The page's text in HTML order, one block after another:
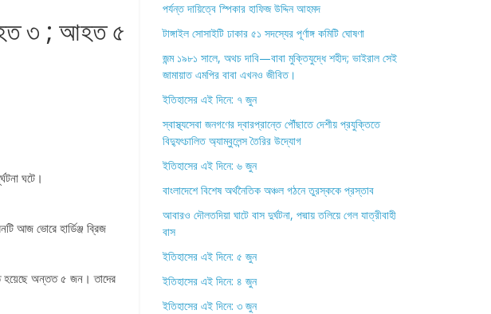
৩ ; আহত ৫
ঘটে।
আজ ভোরে হার্ডিঞ্জ ব্রিজ
হয়েছে অন্তত ৫ জন। তাদের
পর্যন্ত দায়িত্বে স্পিকার হাফিজ উদ্দিন আহমদ
টাঙ্গাইল সোসাইটি ঢাকার ৫১ সদস্যের পূর্ণাঙ্গ কমিটি ঘোষণা
জন্ম ১৯৮১ সালে, অথচ দাবি—বাবা মুক্তিযুদ্ধে শহীদ; ভাইরাল সেই
জামায়াত এমপির বাবা এখনও জীবিত।
ইতিহাসের এই দিনে: ৭ জুন
স্বাস্থ্যসেবা জনগণের দ্বারপ্রান্তে পৌঁছাতে দেশীয় প্রযুক্তিতে
বিদ্যুৎচালিত অ্যাম্বুলেন্স তৈরির উদ্যোগ
ইতিহাসের এই দিনে: ৬ জুন
বাংলাদেশে বিশেষ অর্থনৈতিক অঞ্চল গঠনে তুরস্ককে প্রস্তাব
আবারও দৌলতদিয়া ঘাটে বাস দুর্ঘটনা, পদ্মায় তলিয়ে গেল যাত্রীবাহী
বাস
ইতিহাসের এই দিনে: ৫ জুন
ইতিহাসের এই দিনে: ৪ জুন
ইতিহাসের এই দিনে: ৩ জুন